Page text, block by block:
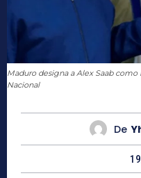
Maduro designa a Alex Saab
Nacional
De